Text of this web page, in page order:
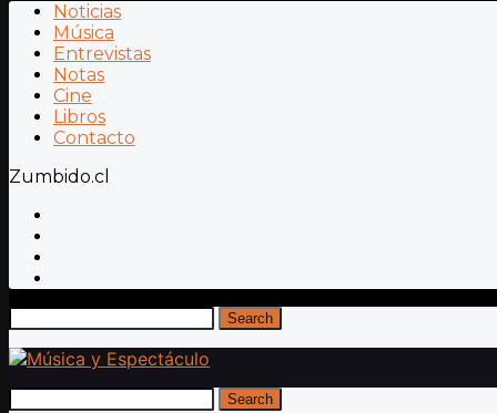
Noticias
Música
Entrevistas
Notas
Cine
Libros
Contacto
Zumbido.cl
Search
Search